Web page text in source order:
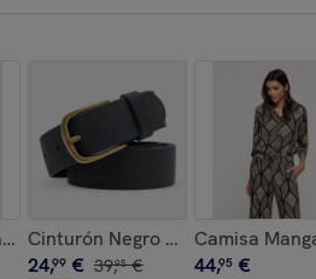
- Katrina
Estampada - Alcaniz
Cinturón Negro Piel Textura -
24,99 € 39,95 €
Camisa
44,95 €